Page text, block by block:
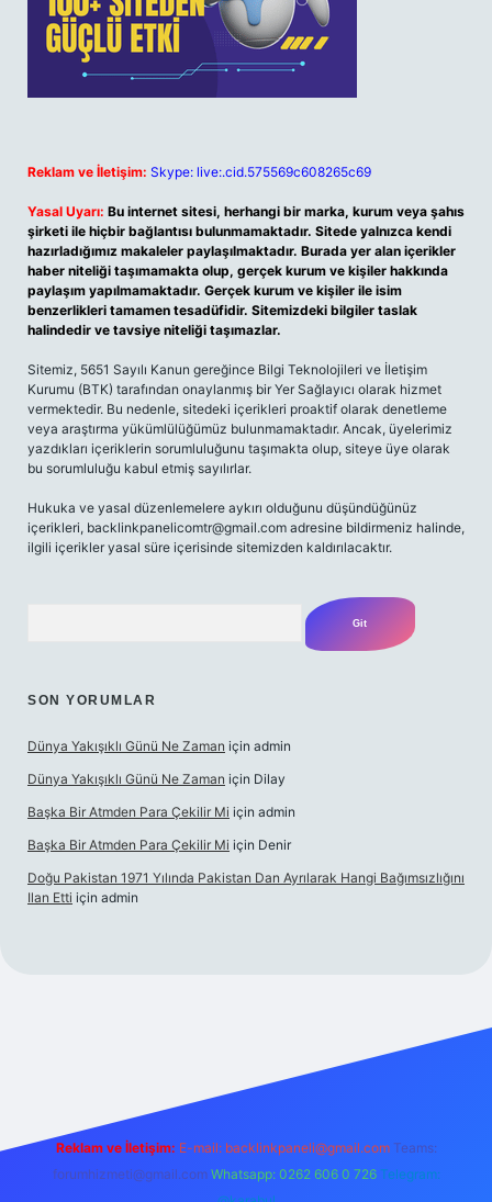
Reklam ve İletişim: Skype: live:.cid.575569c608265c69
Yasal Uyarı: Bu internet sitesi, herhangi bir marka, kurum veya şahıs
şirketi ile hiçbir bağlantısı bulunmamaktadır. Sitede yalnızca kendi
hazırladığımız makaleler paylaşılmaktadır. Burada yer alan içerikler
haber niteliği taşımamakta olup, gerçek kurum ve kişiler hakkında
paylaşım yapılmamaktadır. Gerçek kurum ve kişiler ile isim
benzerlikleri tamamen tesadüfidir. Sitemizdeki bilgiler taslak
halindedir ve tavsiye niteliği taşımazlar.
Sitemiz, 5651 Sayılı Kanun gereğince Bilgi Teknolojileri ve İletişim
Kurumu (BTK) tarafından onaylanmış bir Yer Sağlayıcı olarak hizmet
vermektedir. Bu nedenle, sitedeki içerikleri proaktif olarak denetleme
veya araştırma yükümlülüğümüz bulunmamaktadır. Ancak, üyelerimiz
yazdıkları içeriklerin sorumluluğunu taşımakta olup, siteye üye olarak
bu sorumluluğu kabul etmiş sayılırlar.
Hukuka ve yasal düzenlemelere aykırı olduğunu düşündüğünüz
içerikleri, backlinkpanelicomtr@gmail.com adresine bildirmeniz halinde,
ilgili içerikler yasal süre içerisinde sitemizden kaldırılacaktır.
SON YORUMLAR
Dünya Yakışıklı Günü Ne Zaman için admin
Dünya Yakışıklı Günü Ne Zaman için Dilay
Başka Bir Atmden Para Çekilir Mi için admin
Başka Bir Atmden Para Çekilir Mi için Denir
Doğu Pakistan 1971 Yılında Pakistan Dan Ayrılarak Hangi Bağımsızlığını
Ilan Etti için admin
Reklam ve İletişim: E-mail: backlinkpaneli@gmail.com Teams:
forumhizmeti@gmail.com Whatsapp: 0262 606 0 726 Telegram: